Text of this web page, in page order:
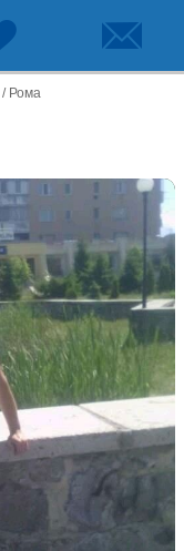
/ Рома